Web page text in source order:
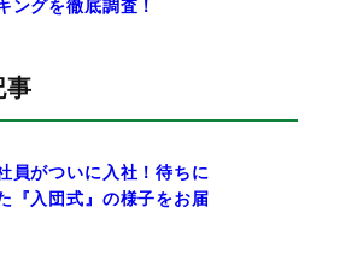
ングを徹底調査！
事
員がついに入社！待ちに
『入団式』の様子をお届